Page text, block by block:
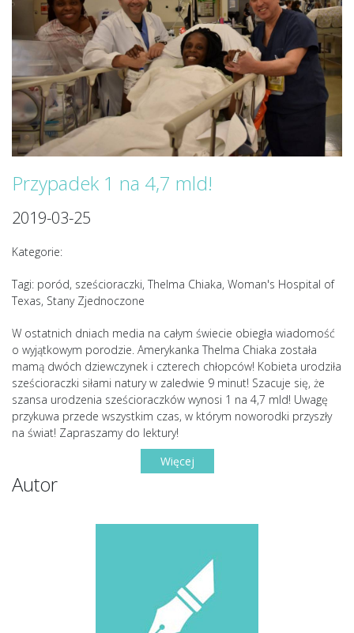
Przypadek 1 na 4,7 mld!
2019-03-25
Kategorie:
Tagi: poród, sześcioraczki, Thelma Chiaka, Woman's Hospital of
Texas, Stany Zjednoczone
W ostatnich dniach media na całym świecie obiegła wiadomość
o wyjątkowym porodzie. Amerykanka Thelma Chiaka została
mamą dwóch dziewczynek i czterech chłopców! Kobieta urodziła
sześcioraczki siłami natury w zaledwie 9 minut! Szacuje się, że
szansa urodzenia sześcioraczków wynosi 1 na 4,7 mld! Uwagę
przykuwa przede wszystkim czas, w którym noworodki przyszły
na świat! Zapraszamy do lektury!
Więcej
Autor